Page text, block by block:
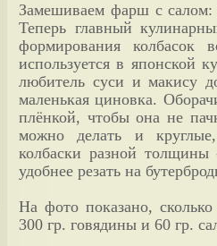
Замешиваем фарш с салом:
Теперь главный
формирования колбасок
используется в японской
любитель суси и макису
маленькая циновка.
плёнкой, чтобы она не
можно делать и
колбаски разной толщины
удобнее резать на
На фото показано,
300 гр. говядины и 60 гр.